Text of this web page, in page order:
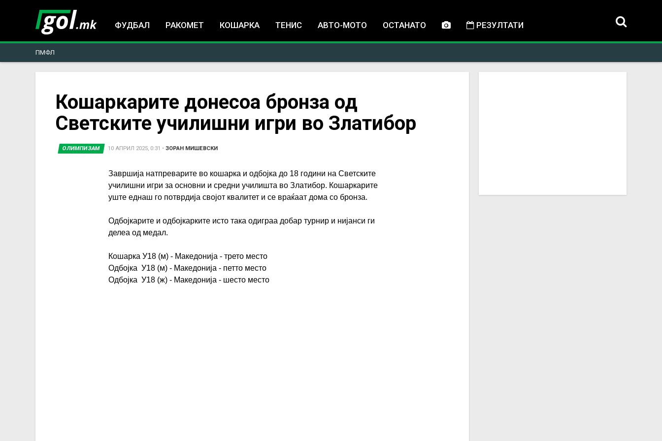
ФУДБАЛ РАКОМЕТ КОШАРКА ТЕНИС АВТО-МОТО ОСТАНАТО РЕЗУЛТАТИ
ПМФЛ
here
Кошаркарите донесоа бронза од
Светските училишни игри во Златибор
ОЛИМПИЗАМ 10 АПРИЛ 2025, 0:31 •ЗОРАН МИШЕВСКИ
Завршија натпреварите во кошарка и одбојка до 18 години на Светските
училишни игри за основни и средни училишта во Златибор. Кошаркарите
уште еднаш го потврдија својот квалитет и се враќаат дома со бронза.
Одбојкарите и одбојкарките исто така одиграа добар турнир и нијанси ги
делеа од медал.
Кошарка У18 (м) - Македонија - трето место
Одбојка У18 (м) - Македонија - петто место
Одбојка У18 (ж) - Македонија - шесто место